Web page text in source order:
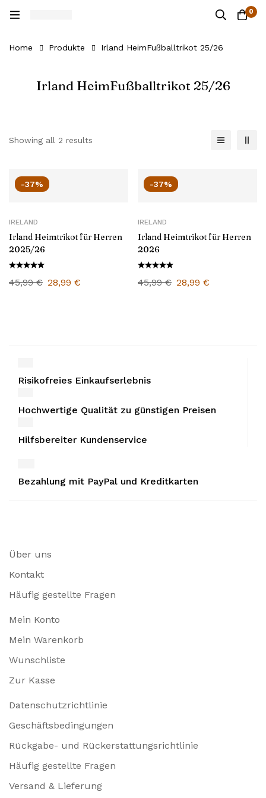
0
Home Produkte Irland HeimFußballtrikot 25/26
Irland HeimFußballtrikot 25/26
Showing all 2 results
-37%
IRELAND
Irland Heimtrikot für Herren
2025/26
45,99€ 28,99 €
-37%
IRELAND
Irland Heimtrikot für Herren
2026
45,99€ 28,99 €
Risikofreies Einkaufserlebnis
Hochwertige Qualität zu günstigen Preisen
Hilfsbereiter Kundenservice
Bezahlung mit PayPal und Kreditkarten
Über uns
Kontakt
Häufig gestellte Fragen
Mein Konto
Mein Warenkorb
Wunschliste
Zur Kasse
Datenschutzrichtlinie
Geschäftsbedingungen
Rückgabe- und Rückerstattungsrichtlinie
Häufig gestellte Fragen
Versand & Lieferung